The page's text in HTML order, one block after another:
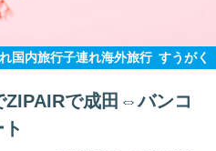
国内旅行子連れ海外旅行 すうがく
ZIPAIRで成田⇔バンコ